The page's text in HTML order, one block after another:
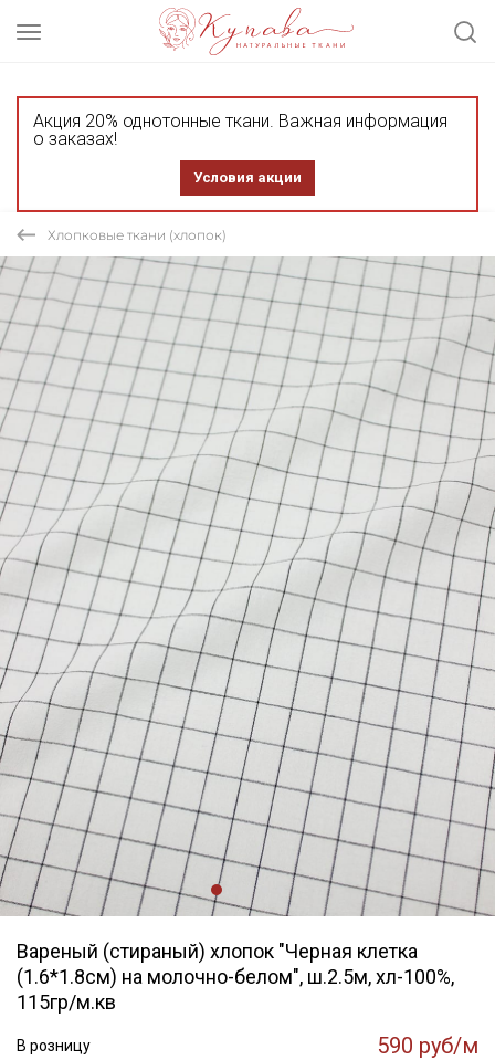
Акция 20% однотонные ткани. Важная информация
о заказах!
Условия акции
Хлопковые ткани (хлопок)
Вареный (стираный) хлопок "Черная клетка
(1.6*1.8см) на молочно-белом", ш.2.5м, хл-100%,
115гр/м.кв
В розницу 590 руб/м